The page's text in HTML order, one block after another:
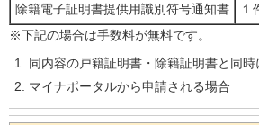
除籍電子証明書提供用識別符号通知書
１
※下記の場合は手数料が無料です。
同内容の戸籍証明書・除籍証明書と同
マイナポータルから申請される場合